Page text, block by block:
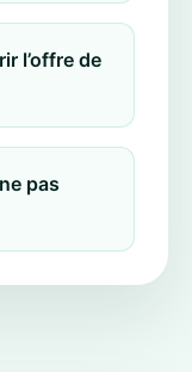
l’offre de
pas